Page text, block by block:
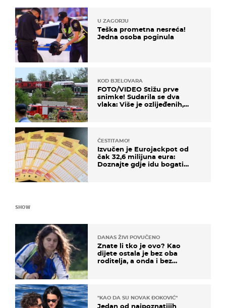
U ZAGORJU
Teška prometna nesreća!
Jedna osoba poginula
KOD BJELOVARA
FOTO/VIDEO Stižu prve
snimke! Sudarila se dva
vlaka: Više je ozlijeđenih,
ČESTITAMO!
Izvučen je Eurojackpot od
čak 32,6 milijuna eura:
Doznajte gdje idu bogati
SHOW
DANAS ŽIVI POVUČENO
Znate li tko je ovo? Kao
dijete ostala je bez oba
roditelja, a onda i bez
"KAO DA SU NOVAK ĐOKOVIĆ"
Jedan od najpoznatijih